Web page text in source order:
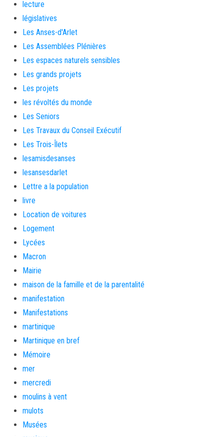
lecture
législatives
Les Anses-d'Arlet
Les Assemblées Plénières
Les espaces naturels sensibles
Les grands projets
Les projets
les révoltés du monde
Les Seniors
Les Travaux du Conseil Exécutif
Les Trois-Îlets
lesamisdesanses
lesansesdarlet
Lettre a la population
livre
Location de voitures
Logement
Lycées
Macron
Mairie
maison de la famille et de la parentalité
manifestation
Manifestations
martinique
Martinique en bref
Mémoire
mer
mercredi
moulins à vent
mulots
Musées